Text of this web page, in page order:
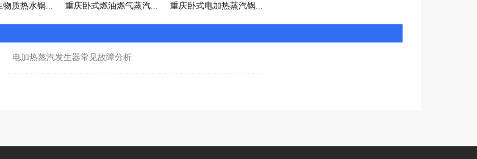
质热水锅... 重庆卧式燃油燃气蒸汽... 重庆卧式电加热蒸汽锅...
电加热蒸汽发生器常见故障分析